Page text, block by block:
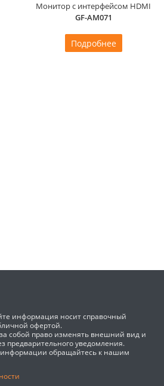
Монитор с интерфейсом HDMI
GF-AM071
Подробнее
информация носит справочный
офертой.
собой право изменять внешний вид и
предварительного уведомления.
обращайтесь к нашим